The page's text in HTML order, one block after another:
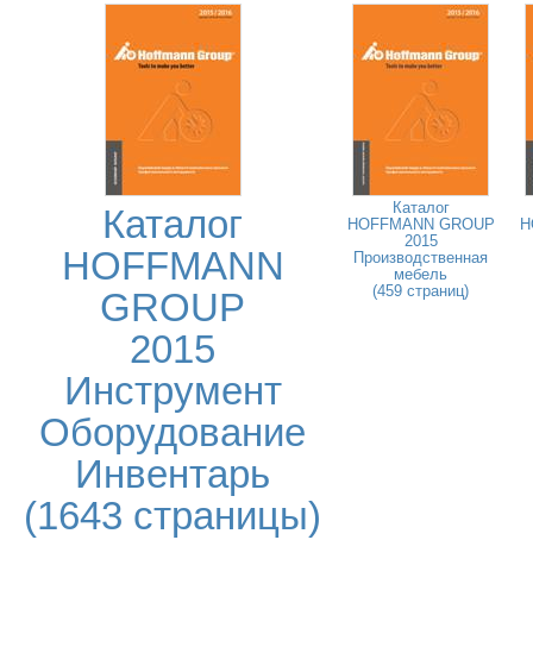
Каталог
HOFFMANN
GROUP
2015
Инструмент
Оборудование
Инвентарь
(1643 страницы)
Каталог
HOFFMANN GROUP
2015
Производственная
мебель
(459 страниц)